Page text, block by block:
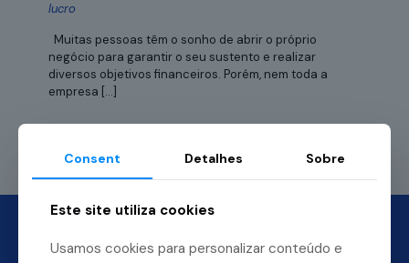
lucro
Muitas pessoas têm o sonho de abrir o próprio
negócio para garantir o seu sustento e realizar
diversos objetivos financeiros. Porém, nem toda a
empresa […]
Consent Detalhes Sobre
Este site utiliza cookies
Usamos cookies para personalizar conteúdo e